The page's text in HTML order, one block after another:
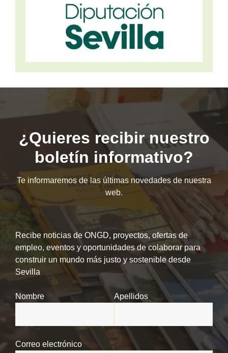
¿Quieres recibir nuestro
boletín informativo?
Te informaremos de las últimas novedades de nuestra
web.
Recibe noticias de ONGD, proyectos, ofertas de
empleo, eventos y oportunidades de colaborar para
construir un mundo más justo y sostenible desde
Sevilla
Nombre Apellidos
Correo electrónico